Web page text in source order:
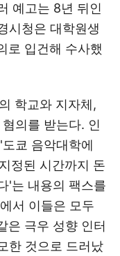
예고는 8년 뒤인
시청은 대학원생
로 입건해 수사했
학교와 지자체,
의를 받는다. 인
쿄 음악대학에
정된 시간까지 돈
'는 내용의 팩스를
서 이들은 모두
은 극우 성향 인터
한 것으로 드러났